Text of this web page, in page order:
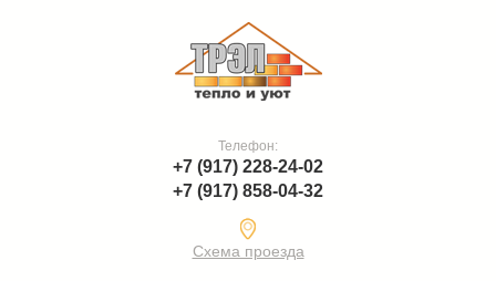
Телефон:
+7 (917) 228-24-02
+7 (917) 858-04-32
Схема проезда